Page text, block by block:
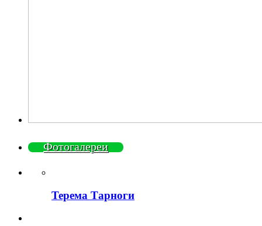
Фотогалереи
Терема Тарноги